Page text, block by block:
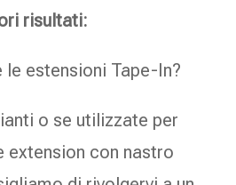
risultati:
le estensioni Tape-In?
o se utilizzate per
extension con nastro